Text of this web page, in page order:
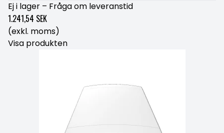
Ej i lager – Fråga om leveranstid
1.241,54 SEK
(exkl. moms)
Visa produkten